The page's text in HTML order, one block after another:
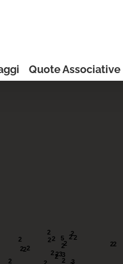
Quote Associative
2
3
2
22
2
2
2
2
5 2
2
2
2
2
22
2
2 3
2
2
3